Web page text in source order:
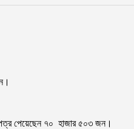
পেয়েছেন ৭০ হাজার ৫০৩ জন।